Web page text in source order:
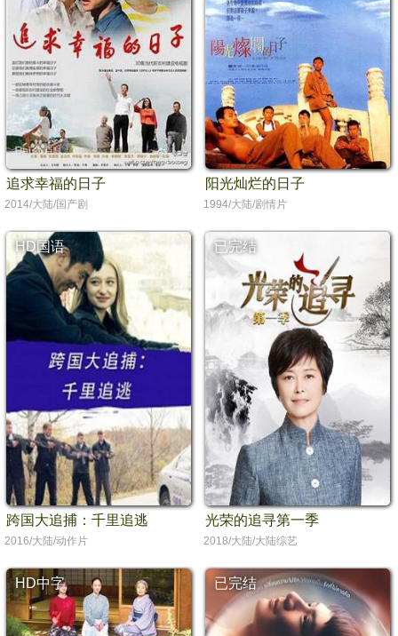
追求幸福的日子
2014/大陆/国产剧
阳光灿烂的日子
1994/大陆/剧情片
HD国语
跨国大追捕：千里追逃
2016/大陆/动作片
已完结
光荣的追寻第一季
2018/大陆/大陆综艺
HD中字 已完结